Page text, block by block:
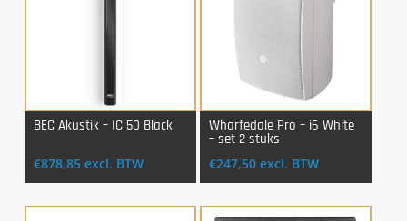
BEC Akustik – IC 50 Black
€878,85 excl. BTW
Login Voor Aankoop
Wharfedale Pro – i6 White
– set 2 stuks
€247,50 excl. BTW